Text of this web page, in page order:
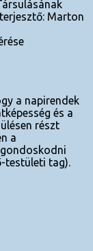
Marton
a napirendek
és a
részt
a
testületi tag).